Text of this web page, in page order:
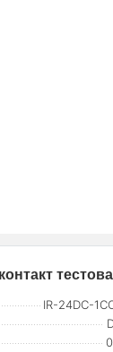
IR-24DC-